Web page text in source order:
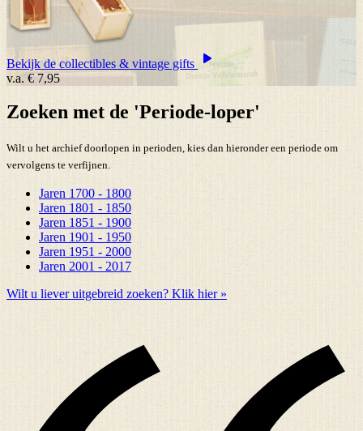
Bekijk de collectibles & vintage gifts
v.a. € 7,95
Zoeken met de 'Periode-loper'
Wilt u het archief doorlopen in perioden, kies dan hieronder een periode om
vervolgens te verfijnen.
Jaren 1700 - 1800
Jaren 1801 - 1850
Jaren 1851 - 1900
Jaren 1901 - 1950
Jaren 1951 - 2000
Jaren 2001 - 2017
Wilt u liever uitgebreid zoeken? Klik hier »